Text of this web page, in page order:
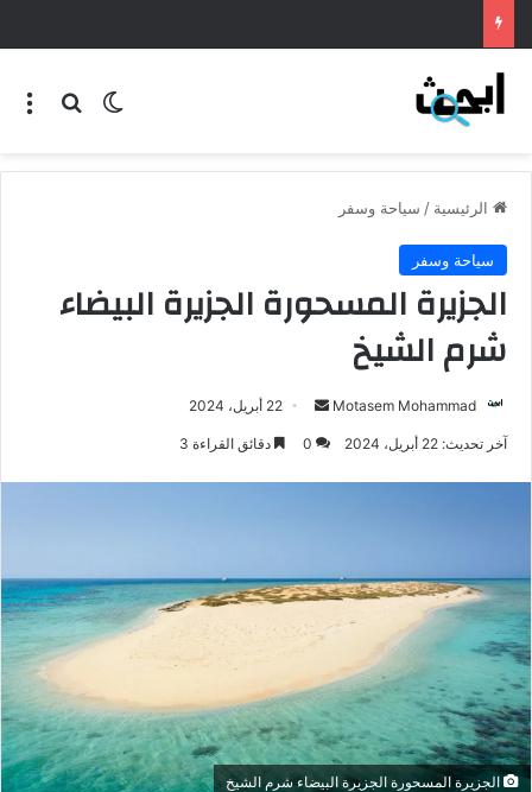
الرئيسية / سياحة وسفر
سياحة وسفر
الجزيرة المسحورة الجزيرة البيضاء
شرم الشيخ
Motasem Mohammad 22 أبريل، 2024
آخر تحديث: 22 أبريل، 2024 0 دقائق القراءة 3
الجزيرة المسحورة الجزيرة البيضاء شرم الشيخ